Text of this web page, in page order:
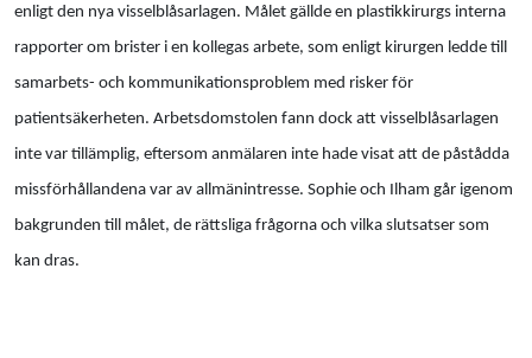
enligt den nya visselblåsarlagen. Målet gällde en plastikkirurgs interna
rapporter om brister i en kollegas arbete, som enligt kirurgen ledde till
samarbets- och kommunikationsproblem med risker för
patientsäkerheten. Arbetsdomstolen fann dock att visselblåsarlagen
inte var tillämplig, eftersom anmälaren inte hade visat att de påstådda
missförhållandena var av allmänintresse. Sophie och Ilham går igenom
bakgrunden till målet, de rättsliga frågorna och vilka slutsatser som
kan dras.